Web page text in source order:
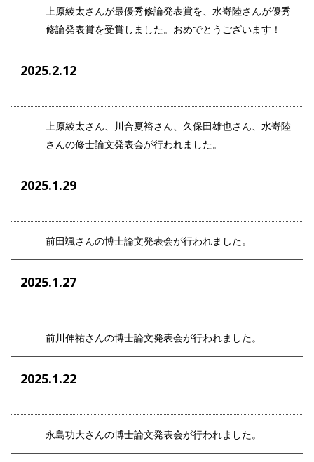
上原綾太さんが最優秀修論発表賞を、水嵜陸さんが優秀
修論発表賞を受賞しました。おめでとうございます！
2025.2.12
上原綾太さん、川合夏裕さん、久保田雄也さん、水嵜陸
さんの修士論文発表会が行われました。
2025.1.29
前田颯さんの博士論文発表会が行われました。
2025.1.27
前川伸祐さんの博士論文発表会が行われました。
2025.1.22
永島功大さんの博士論文発表会が行われました。